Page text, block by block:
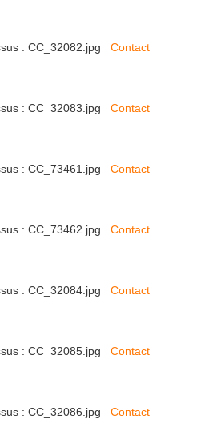
: CC_32082.jpg Contact
: CC_32083.jpg Contact
: CC_73461.jpg Contact
: CC_73462.jpg Contact
: CC_32084.jpg Contact
: CC_32085.jpg Contact
: CC_32086.jpg Contact